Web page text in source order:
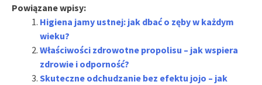
Powiązane wpisy:
Higiena jamy ustnej: jak dbać o zęby w każdym
wieku?
Właściwości zdrowotne propolisu – jak wspiera
zdrowie i odporność?
Skuteczne odchudzanie bez efektu jojo – jak